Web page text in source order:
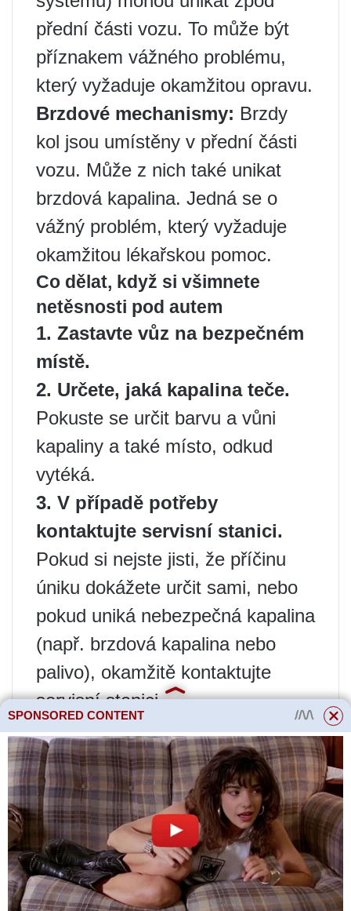
přední části vozu. To může být
příznakem vážného problému,
který vyžaduje okamžitou opravu.
Brzdové mechanismy: Brzdy
kol jsou umístěny v přední části
vozu. Může z nich také unikat
brzdová kapalina. Jedná se o
vážný problém, který vyžaduje
okamžitou lékařskou pomoc.
Co dělat, když si všimnete
netěsnosti pod autem
1. Zastavte vůz na bezpečném
místě.
2. Určete, jaká kapalina teče.
Pokuste se určit barvu a vůni
kapaliny a také místo, odkud
vytéká.
3. V případě potřeby
kontaktujte servisní stanici.
Pokud si nejste jisti, že příčinu
úniku dokážete určit sami, nebo
pokud uniká nebezpečná kapalina
(např. brzdová kapalina nebo
palivo), okamžitě kontaktujte
servisní stanici.
4. Nepřehlížejte úniky.Jakýkoli
únik kapaliny z vašeho vozidla
může znamenat vážný problém.
Čím dříve se obrátíte na
odborníka, tím nižší budou
náklady na opravy.
SPONSORED CONTENT